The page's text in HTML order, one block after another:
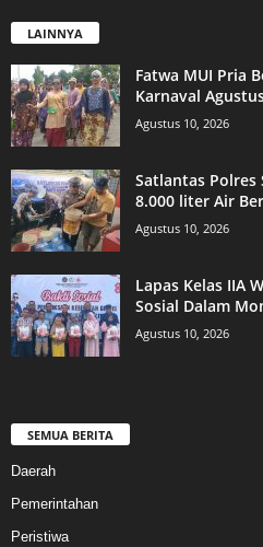
LAINNYA
Fatwa MUI Pria
Karnaval
Agustus 10, 2026
Satlantas Polres
8.000 liter Air
Agustus 10, 2026
Lapas Kelas IIA
Sosial Dalam
Agustus 10, 2026
SEMUA BERITA
Daerah
Pemerintahan
Peristiwa